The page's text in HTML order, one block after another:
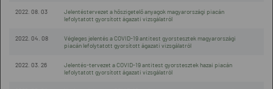
2022. 08. 03
Jelentéstervezet a hőszigetelő anyagok magyarországi piacán
lefolytatott gyorsított ágazati vizsgálatról
2022. 04. 08
Végleges jelentés a COVID-19 antitest gyorstesztek magyarországi
piacán lefolytatott gyorsított ágazati vizsgálatról
2022. 03. 26
Jelentés-tervezet a COVID-19 antitest gyorstesztek hazai piacán
lefolytatott gyorsított ágazati vizsgálatról